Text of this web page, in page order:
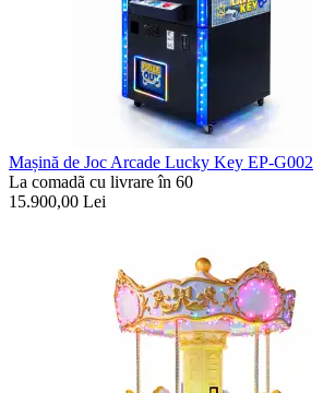
Mașină de Joc Arcade Lucky Key EP-G002
La comadã cu livrare în 60
15.900,00 Lei